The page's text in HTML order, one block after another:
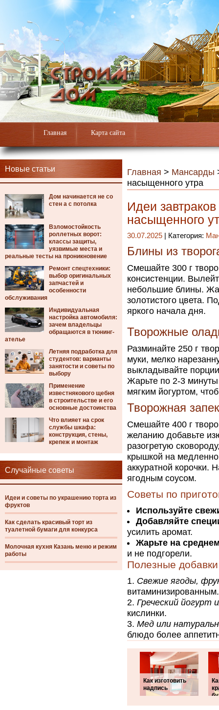
Главная Карта сайта
Новые статьи
Дом начинается не со
стен а с потолка
Взломостойкость
роллетных ворот:
классы защиты,
уязвимые места и
реальные тесты на проникновение
Ремонт спецтехники:
выбор оригинальных
запчастей и
особенности
обслуживания
Индивидуальная
настройка автомобиля:
зачем владельцы
обращаются в тюнинг-
ателье
Летняя подработка для
студентов: варианты
занятости и советы по
выбору
Применение
известнякового щебня
в строительстве и его
основные достоинства
Что влияет на срок
службы шкафа:
конструкция, стены,
крепеж и монтаж
Случайные советы
Идеи и советы по украшению торта из
фруктов
Как сделать красивый торт из
туалетной бумаги для конкурса
Молочная кухня Казань меню и режим
работы
Главная > Мансарды
насыщенного утра
Идеи
насыщенного
30.07.2025 | Категория:
Блины из
Смешайте 300 г
консистенции.
небольшие блины.
золотистого цвета.
яркого начала дня.
Творожные
Разминайте 250 г
муки, мелко
выкладывайте
Жарьте по 2-3
мягким йогуртом,
Творожная
Смешайте 400 г
желанию добавьте
разогретую
крышкой на
аккуратной корочки.
ягодным соусом.
Советы по
Используйте
Добавляйте
усилить аромат.
Жарьте на
и не подгорели.
Полезные добавки
Свежие ягоды,
витаминизированным.
Греческий йогурт
кислинки.
Мед или
блюдо более
Как изготовить
надпись